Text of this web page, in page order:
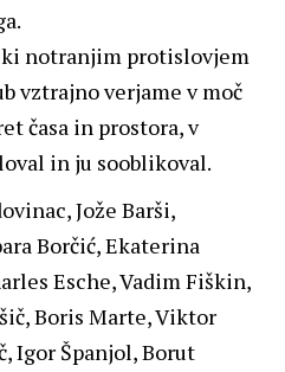
notranjim protislovjem
vztrajno verjame v moč
časa in prostora, v
in ju sooblikoval.
Jože Barši,
Borčić, Ekaterina
Esche, Vadim Fiškin,
Boris Marte, Viktor
Igor Španjol, Borut